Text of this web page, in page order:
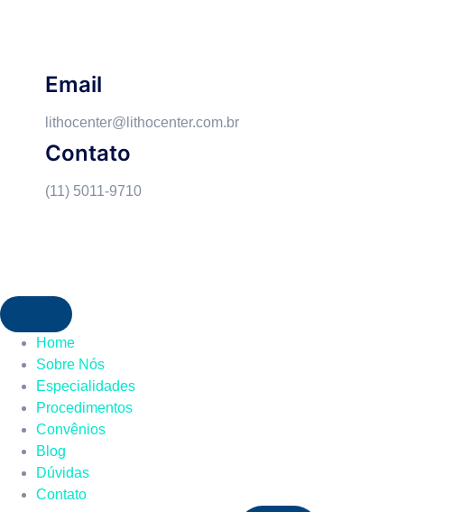
Email
lithocenter@lithocenter.com.br
Contato
(11) 5011-9710
Home
Sobre Nós
Especialidades
Procedimentos
Convênios
Blog
Dúvidas
Contato